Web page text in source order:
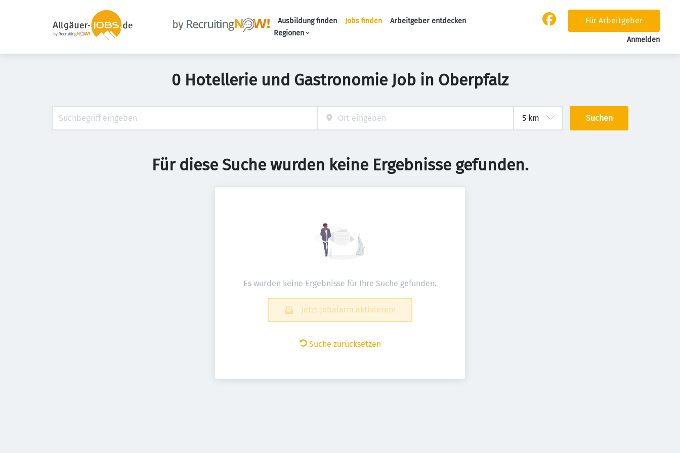
Ausbildung finden Jobs finden
Arbeitgeber entdecken
Regionen
Für Arbeitgeber
Anmelden
0 Hotellerie und Gastronomie Job in Oberpfalz
Suchen
Für diese Suche wurden keine Ergebnisse gefunden.
Es wurden keine Ergebnisse für Ihre Suche gefunden.
Jetzt Jobalarm aktivieren!
Suche zurücksetzen